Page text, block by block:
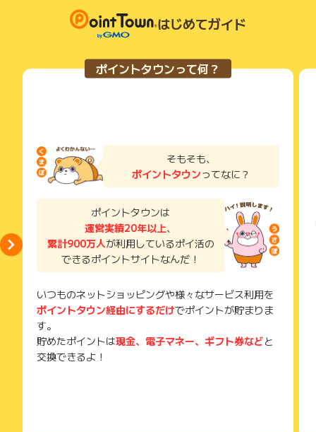
て一度でも同サービス・お買い物を利用されたことがある場合
ご利用前には、Cookieの削除をおこなっていただくことを推奨
サービス・お買い物利用時にお電話など2つ以上の申し込み方
法がある場合、必ずサイト上のWEBフォームからお申し込みく
了などのメールは、ポイント獲得するまで必ず保管してくださ
獲得待ち・獲得失敗の状態でお問い合わせされる際に、該当の
メールを送っていただく場合がございます。
そのため、紛失・破棄された場合は対応いたしかねますので、
ご注意ください。
(※) SafariやChromeなどwebサイトを表示するアプリのこと
条件を達成しているかどうかは各広告主ではなく、代理店が行
っているため、広告主はポイントに関する詳細を把握しており
そのため、ポイントタウンのポイントに関するお問い合わせを
広告主様に直接行わないようお願いいたします。
はじめてガイド
ポイントタウンって何？
そもそも、
ポイントタウンってなに？
ポイントタウンは
運営実績20年以上、
累計900万人が利用しているポイ活の
できるポイントサイトなんだ！
いつものネットショッピングや様々なサービス利用を
ポイントタウン経由にするだけでポイントが貯まりま
す。
貯めたポイントは現金、電子マネー、ギフト券などと
交換できるよ！